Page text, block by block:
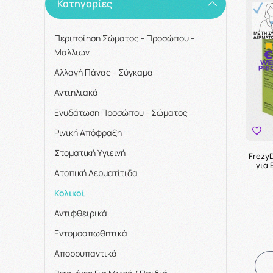
Κατηγορίες
Περιποίηση Σώματος - Προσώπου -
Μαλλιών
Αλλαγή Πάνας - Σύγκαμα
Αντιηλιακά
Ενυδάτωση Προσώπου - Σώματος
Ρινική Απόφραξη
Στοματική Υγιεινή
Ατοπική Δερματίτιδα
Κολικοί
Αντιφθειρικά
Εντομοαπωθητικά
Απορρυπαντικά
για